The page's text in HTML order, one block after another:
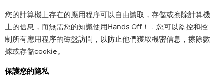
您的計算機上存在的應用程序可以自由讀取，存儲或擦除計算機
上的信息，而無需您的知識使用Hands Off！，您可以監控和控
制所有應用程序的磁盤訪問，以防止他們獲取機密信息，擦除數
據或存儲cookie。
保護您的隐私